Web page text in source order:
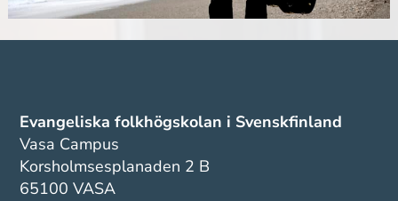
Evangeliska folkhögskolan i Svenskfinland
Vasa Campus
Korsholmsesplanaden 2 B
65100 VASA